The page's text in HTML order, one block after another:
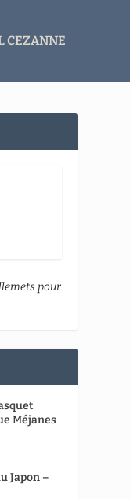
CEZANNE
pour
Méjanes
Japon –